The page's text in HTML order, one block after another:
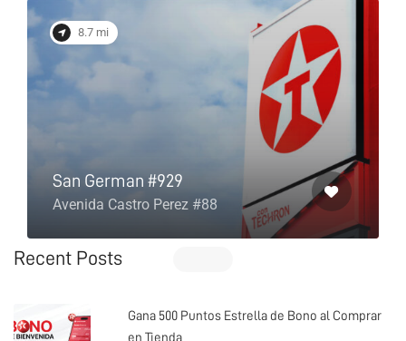
8.7 mi
San German #929
Avenida Castro Perez #88
Recent Posts
Gana 500 Puntos Estrella de Bono al Comprar
en Tienda